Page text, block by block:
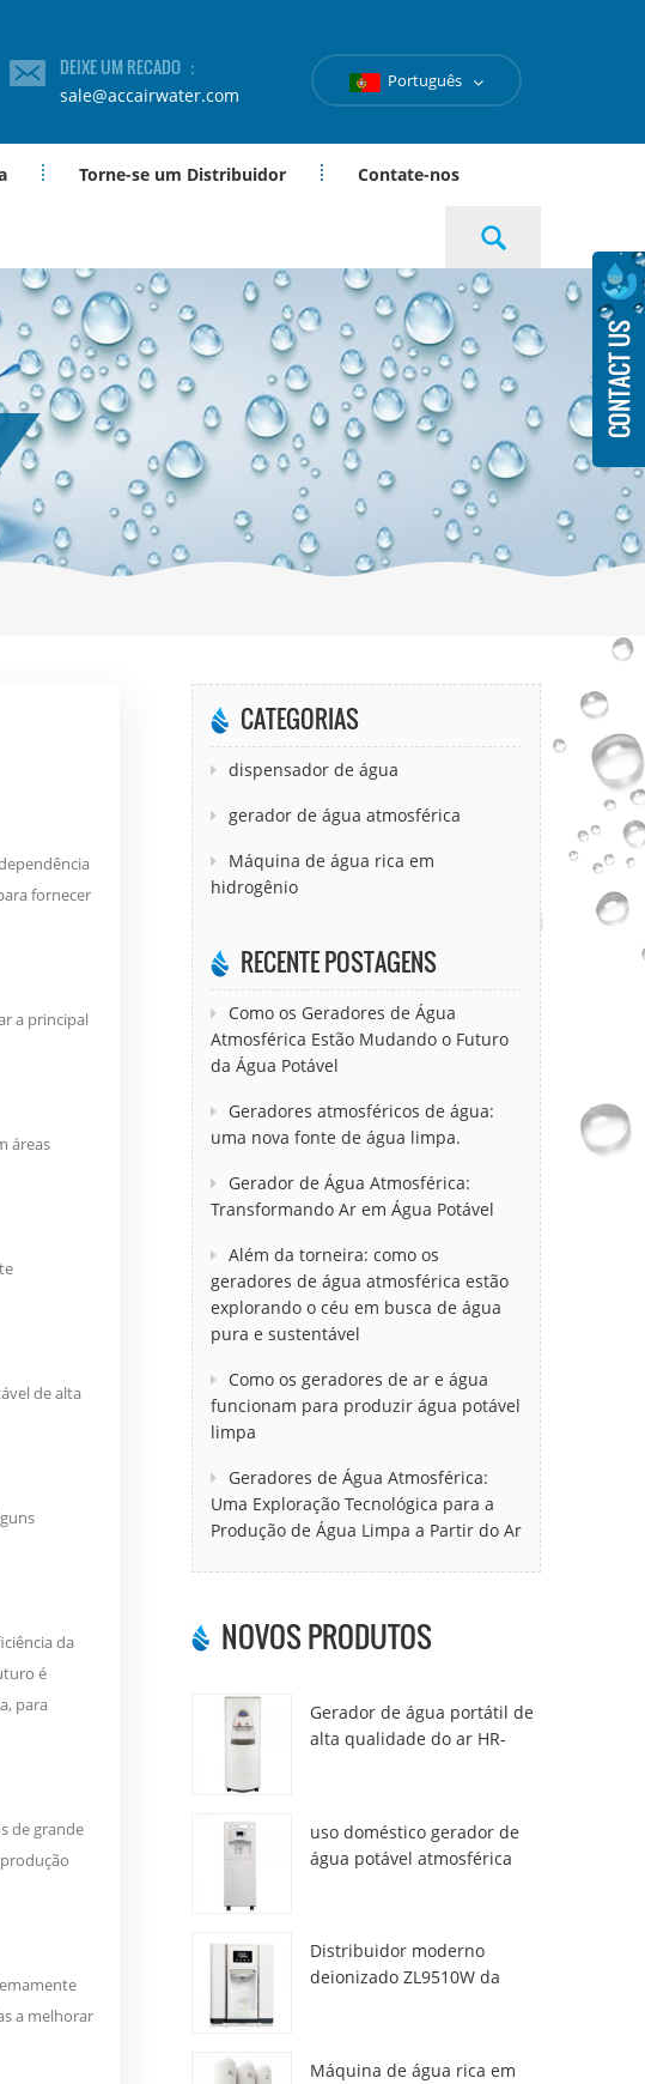
DEIXE UM RECADO ：
sale@accairwater.com
Português
Torne-se um Distribuidor Contate-nos
fornecer
a principal
áreas
de alta
da
é
para
de grande
a melhorar
CATEGORIAS
dispensador de água
gerador de água atmosférica
Máquina de água rica em
hidrogênio
RECENTE POSTAGENS
Como os Geradores de Água
Atmosférica Estão Mudando o Futuro
da Água Potável
Geradores atmosféricos de água:
uma nova fonte de água limpa.
Gerador de Água Atmosférica:
Transformando Ar em Água Potável
Além da torneira: como os
geradores de água atmosférica estão
explorando o céu em busca de água
pura e sustentável
Como os geradores de ar e água
funcionam para produzir água potável
limpa
Geradores de Água Atmosférica:
Uma Exploração Tecnológica para a
Produção de Água Limpa a Partir do Ar
NOVOS PRODUTOS
Gerador de água portátil de
alta qualidade do ar HR-
uso doméstico gerador de
água potável atmosférica
Distribuidor moderno
deionizado ZL9510W da
Máquina de água rica em